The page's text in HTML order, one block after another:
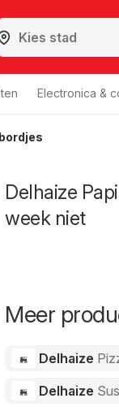
Electronica &
Delhaize
week niet
Meer
Delhaize
Delhaize